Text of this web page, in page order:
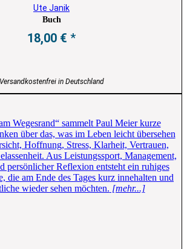
Ute Janik
Buch
18,00 €
Versandkostenfrei in Deutschland
Wegesrand“ sammelt Paul Meier kurze
über das, was im Leben leicht übersehen
Hoffnung, Stress, Klarheit, Vertrauen,
Aus Leistungssport, Management,
persönlicher Reflexion entsteht ein ruhiges
die am Ende des Tages kurz innehalten und
wieder sehen möchten. [mehr...]